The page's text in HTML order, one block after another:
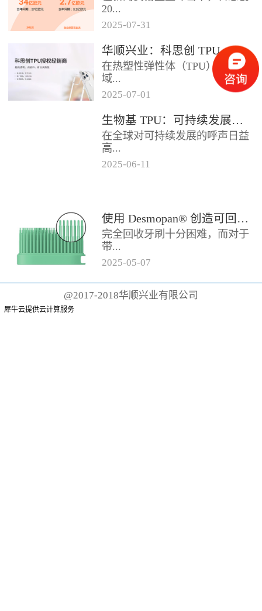
20...
25年第二季度业绩在充满挑战的
经济环境中公布。美国进口关税
的意外上调，对部分重点客户行
业...
2025-07-31
华顺兴业：科思创 TPU 一级代理商，优质 TPU 材料供应专家
在热塑性弹性体（TPU）材料领
域...
，华顺兴业凭借专业实力与行业
积淀，成为科思创 TPU 授权经销
商，为市场提供高品质的TP...
2025-07-01
生物基 TPU：可持续发展的材料新贵
在全球对可持续发展的呼声日益
高...
TP...
2025-06-11
使用 Desmopan® 创造可回收的热塑性聚氨酯牙刷头
完全回收牙刷十分困难，而对于
带...
有聚丙烯手柄和尼龙刷毛的传统
牙刷而言，这根本不可能。这些
2025-05-07
@2017-2018华顺兴业有限公司
犀牛云提供云计算服务